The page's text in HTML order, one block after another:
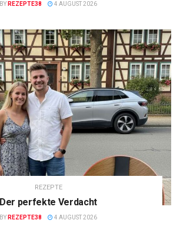
BY REZEPTE38 4 AUGUST 2026
REZEPTE
Der perfekte Verdacht
BY REZEPTE38 4 AUGUST 2026